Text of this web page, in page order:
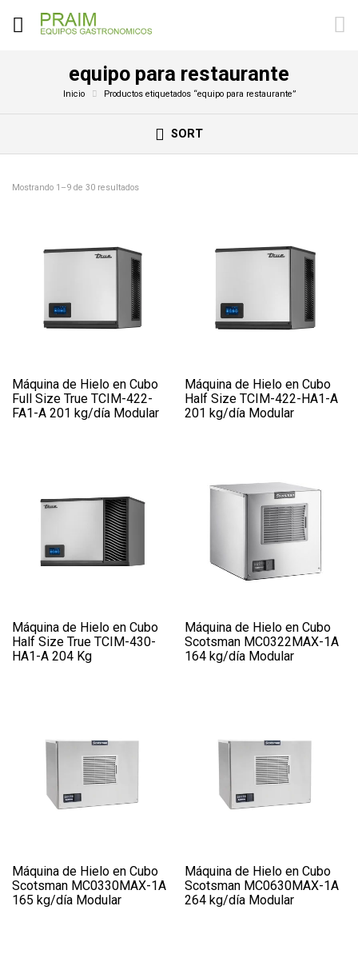
equipo para restaurante
Inicio Productos etiquetados “equipo para restaurante”
SORT
Mostrando 1–9 de 30 resultados
Máquina de Hielo en Cubo
Full Size True TCIM-422-
FA1-A 201 kg/día Modular
Máquina de Hielo en Cubo
Half Size TCIM-422-HA1-A
201 kg/día Modular
Máquina de Hielo en Cubo
Half Size True TCIM-430-
HA1-A 204 Kg
Máquina de Hielo en Cubo
Scotsman MC0322MAX-1A
164 kg/día Modular
Máquina de Hielo en Cubo
Scotsman MC0330MAX-1A
165 kg/día Modular
Máquina de Hielo en Cubo
Scotsman MC0630MAX-1A
264 kg/día Modular